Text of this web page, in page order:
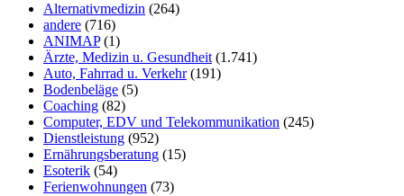
Alternativmedizin (264)
andere (716)
ANIMAP(1)
Ärzte, Medizin u. Gesundheit (1.741)
Auto, Fahrrad u. Verkehr(191)
Bodenbeläge (5)
Coaching (82)
Computer, EDV und Telekommunikation (245)
Dienstleistung (952)
Ernährungsberatung (15)
Esoterik (54)
Ferienwohnungen (73)